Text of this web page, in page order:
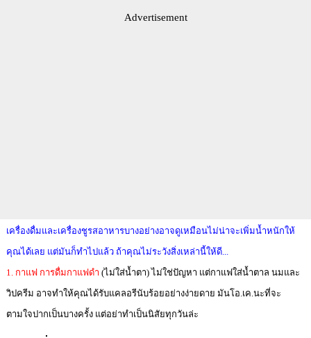
Advertisement
เครื่องดื่มและเครื่องชูรสอาหารบางอย่างอาจดูเหมือนไม่น่าจะเพิ่มน้ำหนักให้
คุณได้เลย แต่มันก็ทำไปแล้ว ถ้าคุณไม่ระวังสิ่งเหล่านี้ให้ดี...
1. กาแฟ การดื่มกาแฟดำ (ไม่ใส่น้ำตา) ไม่ใช่ปัญหา แต่กาแฟใส่น้ำตาล นมและ
วิปครีม อาจทำให้คุณได้รับแคลอรีนับร้อยอย่างง่ายดาย มันโอ.เค.นะที่จะ
ตามใจปากเป็นบางครั้ง แต่อย่าทำเป็นนิสัยทุกวันล่ะ